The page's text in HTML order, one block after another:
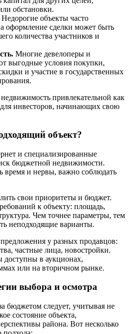
обстановки.
Недорогие объекты часто
оформление сделки может быть
количества участников и
Многие девелоперы и
выгодные условия покупки,
и участие в государственных
привлекательной как
инвесторов, начинающих свою
объект?
и специализированные
бюджетной недвижимости.
время и нервы, важно соблюдать
свои приоритеты и бюджет.
к объекту: площадь,
Чем точнее параметры, тем
неподходящие варианты.
у разных продавцов:
частные лица, новостройки.
в аукционах,
или на вторичном рынке.
выбора и осмотра
бюджетом следует, учитывая не
состояние объекта,
района. Вот несколько